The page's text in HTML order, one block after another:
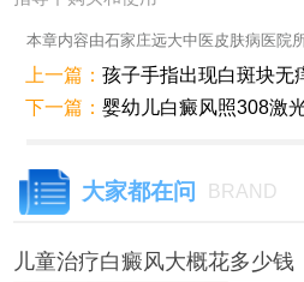
本章内容由石家庄远大中医皮肤病医院
上一篇：孩子手指出现白斑块无
下一篇：婴幼儿白癜风照308激
大家都在问 BRAND
儿童治疗白癜风大概花多少钱